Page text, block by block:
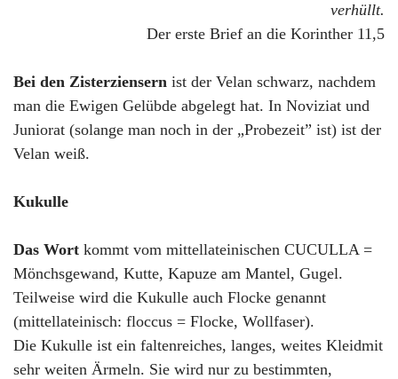
verhüllt.
Der erste Brief an die Korinther 11,5
Bei den Zisterziensern ist der Velan schwarz, nachdem
man die Ewigen Gelübde abgelegt hat. In Noviziat und
Juniorat (solange man noch in der „Probezeit” ist) ist der
Velan weiß.
Kukulle
Das Wort kommt vom mittellateinischen CUCULLA =
Mönchsgewand, Kutte, Kapuze am Mantel, Gugel.
Teilweise wird die Kukulle auch Flocke genannt
(mittellateinisch: floccus = Flocke, Wollfaser).
Die Kukulle ist ein faltenreiches, langes, weites Kleidmit
sehr weiten Ärmeln. Sie wird nur zu bestimmten,